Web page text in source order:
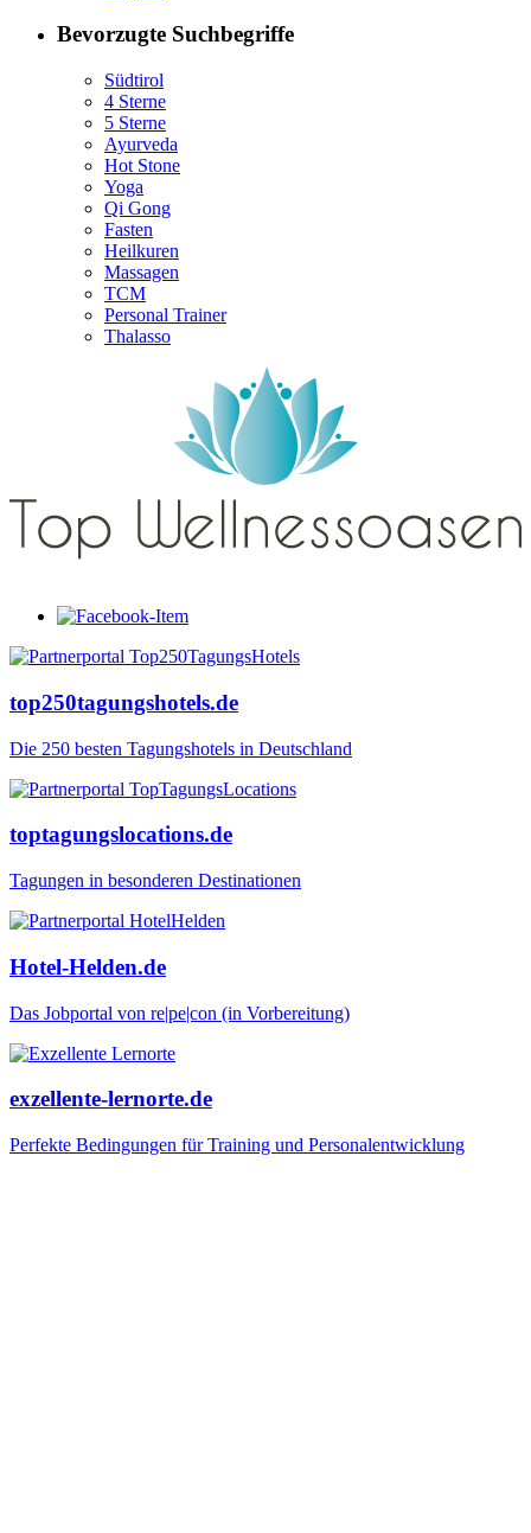
Bevorzugte Suchbegriffe
Südtirol
4 Sterne
5 Sterne
Ayurveda
Hot Stone
Yoga
Qi Gong
Fasten
Heilkuren
Massagen
TCM
Personal Trainer
Thalasso
top250tagungshotels.de
Die 250 besten Tagungshotels in Deutschland
toptagungslocations.de
Tagungen in besonderen Destinationen
Hotel-Helden.de
Das Jobportal von re|pe|con (in Vorbereitung)
exzellente-lernorte.de
Perfekte Bedingungen für Training und Personalentwicklung